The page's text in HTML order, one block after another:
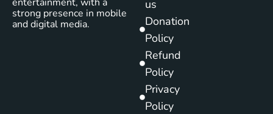
strong presence in mobile
and digital media.
us
Donation
Policy
Refund
Policy
Privacy
Policy